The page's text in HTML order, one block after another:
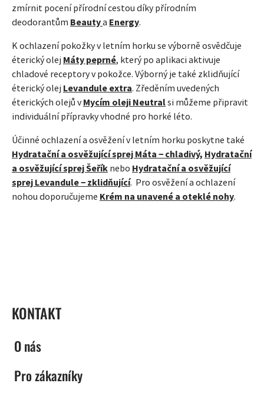
zmírnit pocení přírodní cestou díky přírodním
deodorantům Beautya Energy.
K ochlazení pokožky v letním horku se výborně osvědčuje
éterický olej Máty peprné, který po aplikaci aktivuje
chladové receptory v pokožce. Výborný je také zklidňující
éterický olej Levandule extra. Zředěním uvedených
éterických olejů vMycím oleji Neutralsi můžeme připravit
individuální přípravky vhodné pro horké léto.
Účinné ochlazení a osvěžení v letním horku poskytne také
Hydratační a osvěžující sprej Máta − chladivý, Hydratační
a osvěžující sprej Šeřík nebo Hydratační a osvěžující
sprej Levandule − zklidňující. Pro osvěžení a ochlazení
nohou doporučujeme Krém na unavené a oteklé nohy.
KONTAKT
O nás
Pro zákazníky